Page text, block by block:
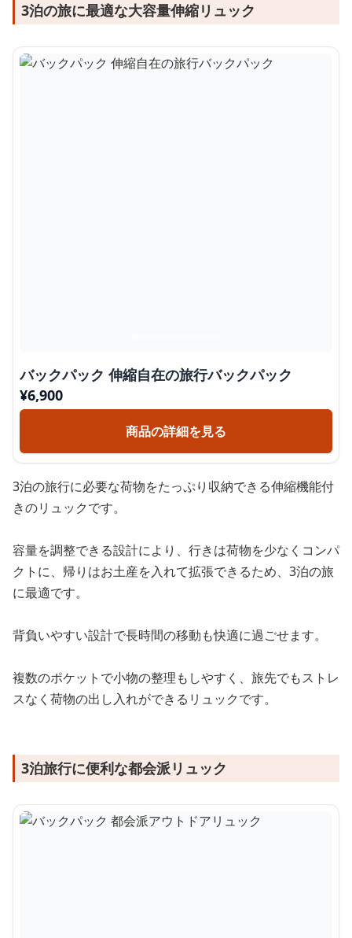
3泊の旅に最適な大容量伸縮リュック
バックパック 伸縮自在の旅行バックパック
¥6,900
商品の詳細を見る
3泊の旅行に必要な荷物をたっぷり収納できる伸縮機能付
きのリュックです。
容量を調整できる設計により、行きは荷物を少なくコンパ
クトに、帰りはお土産を入れて拡張できるため、3泊の旅
に最適です。
背負いやすい設計で長時間の移動も快適に過ごせます。
複数のポケットで小物の整理もしやすく、旅先でもストレ
スなく荷物の出し入れができるリュックです。
3泊旅行に便利な都会派リュック